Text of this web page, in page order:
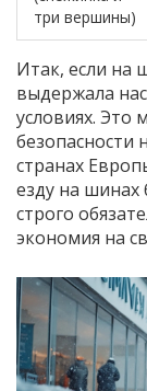
три вершины)
Итак, если на
выдержала
условиях.
безопасности
странах
езду на шинах
строго
экономия на